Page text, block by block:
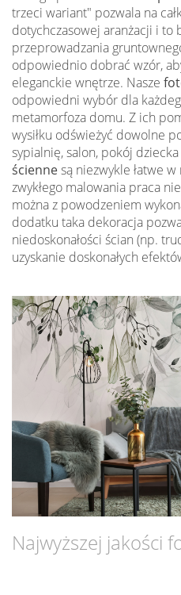
trzeci wariant" pozwala na
dotychczasowej aranżacji i to
przeprowadzania
odpowiednio dobrać wzór,
eleganckie wnętrze. Nasze
odpowiedni wybór dla
metamorfoza domu. Z ich
wysiłku odświeżyć dowolne
sypialnię, salon, pokój
ściennesą niezwykle łatwe
zwykłego malowania praca
można z powodzeniem
dodatku taka dekoracja
niedoskonałości ścian (np.
uzyskanie doskonałych
Najwyższej jakości